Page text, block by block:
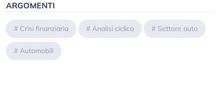
ARGOMENTI
# Crisi finanziaria # Analisi ciclica # Settore auto
# Automobili